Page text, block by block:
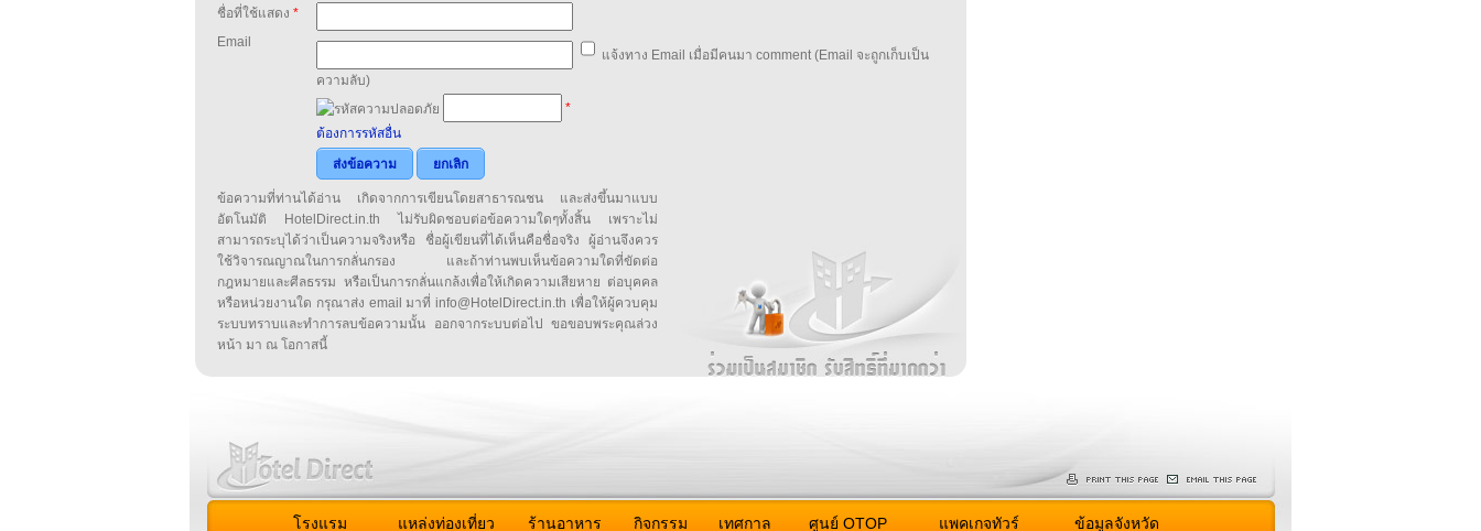
ชื่อที่ใช้แสดง *
Email
แจ้งทาง Email เมื่อมีคนมา comment (Email จะถูกเก็บเป็น
ความลับ)
*
ต้องการรหัสอื่น
ส่งข้อความ
ยกเลิก
ข้อความที่ท่านได้อ่าน เกิดจากการเขียนโดยสาธารณชน และส่งขึ้นมาแบบ
อัตโนมัติ HotelDirect.in.th ไม่รับผิดชอบต่อข้อความใดๆทั้งสิ้น เพราะไม่
สามารถระบุได้ว่าเป็นความจริงหรือ ชื่อผู้เขียนที่ได้เห็นคือชื่อจริง ผู้อ่านจึงควร
ใช้วิจารณญาณในการกลั่นกรอง และถ้าท่านพบเห็นข้อความใดที่ขัดต่อ
กฎหมายและศีลธรรม หรือเป็นการกลั่นแกล้งเพื่อให้เกิดความเสียหาย ต่อบุคคล
หรือหน่วยงานใด กรุณาส่ง email มาที่ info@HotelDirect.in.th เพื่อให้ผู้ควบคุม
ระบบทราบและทำการลบข้อความนั้น ออกจากระบบต่อไป ขอขอบพระคุณล่วง
หน้า มา ณ โอกาสนี้
โรงแรม แหล่งท่องเที่ยว ร้านอาหาร กิจกรรม เทศกาล ศูนย์ OTOP แพคเกจทัวร์ ข้อมูลจังหวัด